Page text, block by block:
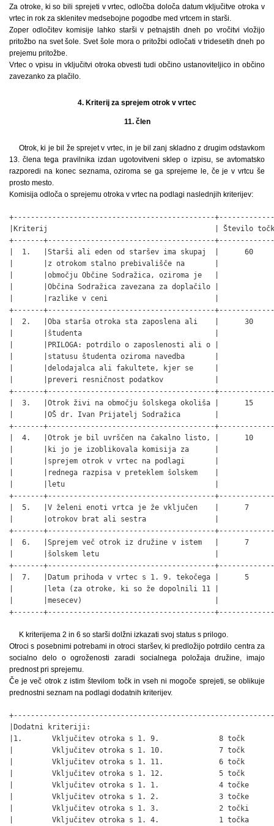
Za otroke, ki so bili sprejeti v vrtec, odločba določa datum vključitve otroka v
vrtec in rok za sklenitev medsebojne pogodbe med vrtcem in starši.
Zoper odločitev komisije lahko starši v petnajstih dneh po vročitvi vložijo
pritožbo na svet šole. Svet šole mora o pritožbi odločati v tridesetih dneh po
prejemu pritožbe.
Vrtec o vpisu in vključitvi otroka obvesti tudi občino ustanoviteljico in občino
zavezanko za plačilo.
4. Kriterij za sprejem otrok v vrtec
11. člen
Otrok, ki je bil že sprejet v vrtec, in je bil zanj skladno z drugim odstavkom
13. člena tega pravilnika izdan ugotovitveni sklep o izpisu, se avtomatsko
razporedi na konec seznama, oziroma se ga sprejeme le, če je v vrtcu še
prosto mesto.
Komisija odloča o sprejemu otroka v vrtec na podlagi naslednjih kriterijev:
+-----------------------------------------------
|Kriterij                                       | Število
+-------+---------------------------------------
|  1.   |Starši ali eden od staršev ima skupaj  |      60
|       |z otrokom stalno prebivališče na       |
|       |območju Občine Sodražica, oziroma je   |
|       |Občina Sodražica zavezana za doplačilo |
|       |razlike v ceni                         |
+-------+---------------------------------------
|  2.   |Oba starša otroka sta zaposlena ali    |      30
|       |študenta                               |
|       |PRILOGA: potrdilo o zaposlenosti ali o |
|       |statusu študenta oziroma navedba       |
|       |delodajalca ali fakultete, kjer se     |
|       |preveri resničnost podatkov            |
+-------+---------------------------------------
|  3.   |Otrok živi na območju šolskega okoliša |      15
|       |OŠ dr. Ivan Prijatelj Sodražica        |
+-------+---------------------------------------
|  4.   |Otrok je bil uvrščen na čakalno listo, |      10
|       |ki jo je izoblikovala komisija za      |
|       |sprejem otrok v vrtec na podlagi       |
|       |rednega razpisa v preteklem šolskem    |
|       |letu                                   |
+-------+---------------------------------------
|  5.   |V želeni enoti vrtca je že vključen    |      7
|       |otrokov brat ali sestra                |
+-------+---------------------------------------
|  6.   |Sprejem več otrok iz družine v istem   |      7
|       |šolskem letu                           |
+-------+---------------------------------------
|  7.   |Datum prihoda v vrtec s 1. 9. tekočega |      5
|       |leta (za otroke, ki so že dopolnili 11 |
|       |mesecev)                               |
+-------+---------------------------------------
K kriterijema 2 in 6 so starši dolžni izkazati svoj status s prilogo.
Otroci s posebnimi potrebami in otroci staršev, ki predložijo potrdilo centra za
socialno delo o ogroženosti zaradi socialnega položaja družine, imajo
prednost pri sprejemu.
Če je več otrok z istim številom točk in vseh ni mogoče sprejeti, se oblikuje
prednostni seznam na podlagi dodatnih kriterijev.
|Dodatni kriteriji:
|1.       Vključitev otroka s 1. 9.              8 točk
|         Vključitev otroka s 1. 10.             7 točk
|         Vključitev otroka s 1. 11.             6 točk
|         Vključitev otroka s 1. 12.             5 točk
|         Vključitev otroka s 1. 1.              4 točke
|         Vključitev otroka s 1. 2.              3 točke
|         Vključitev otroka s 1. 3.              2 točki
|         Vključitev otroka s 1. 4.              1 točka